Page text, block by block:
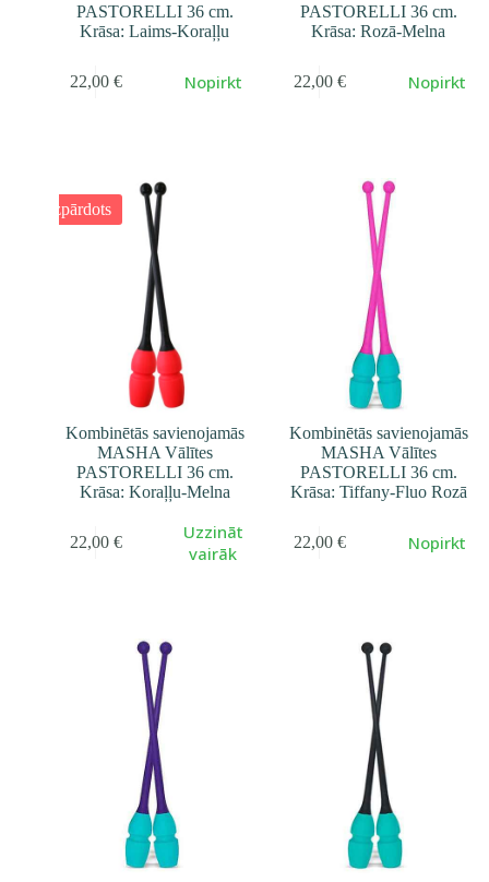
PASTORELLI 36 cm.
Krāsa: Laims-Koraļļu
22,00 € Nopirkt
PASTORELLI 36 cm.
Krāsa: Rozā-Melna
22,00 € Nopirkt
Izpārdots
Kombinētās savienojamās
MASHA Vālītes
PASTORELLI 36 cm.
Krāsa: Koraļļu-Melna
22,00 €
Uzzināt
vairāk
Kombinētās savienojamās
MASHA Vālītes
PASTORELLI 36 cm.
Krāsa: Tiffany-Fluo Rozā
22,00 € Nopirkt